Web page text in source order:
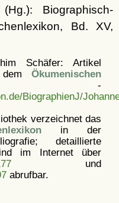
Biographisch-
Bd. XV,
Schäfer: Artikel
dem Ökumenischen
BiographienJ/
verzeichnet das
in der
detaillierte
im Internet über
und
abrufbar.